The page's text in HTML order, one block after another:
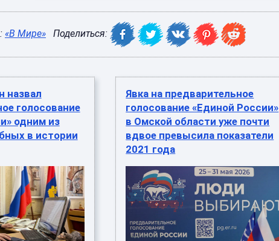
«В Мире» Поделиться:
назвал
голосование
одним из
в истории
Явка на предварительное
голосование «Единой России»
в Омской области уже почти
вдвое превысила показатели
2021 года